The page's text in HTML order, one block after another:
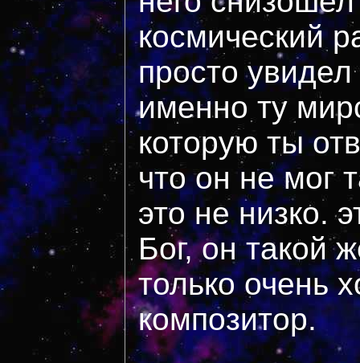
космический
просто
именно ту
которую ты
что он не мог
это не низко.
Бог, он такой
только очень
композитор.